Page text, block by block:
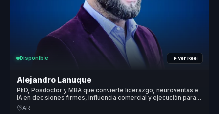
Disponible Ver Reel
Alejandro Lanuque
PhD, Posdoctor y MBA que convierte liderazgo, neuroventas e
IA en decisiones firmes, influencia comercial y ejecución para
líderes y equipos
AR